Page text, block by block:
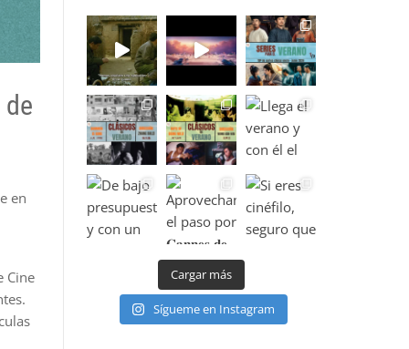
en
Cine
Cargar más
Sígueme en Instagram